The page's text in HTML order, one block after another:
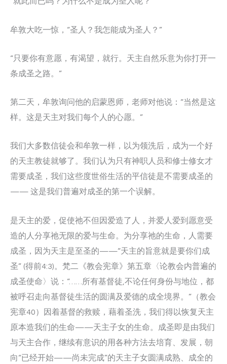
牟敦大吃一惊，“圣人？我怎能成为圣人？”
“只要你有意愿，有渴望，就行。天主自然乐意为你打开一
条成圣之路。”
第二天，牟敦询问他的启蒙恩师，老师对他说：“当然是这
样。这是天主对我们每个人的心愿。”
我们大多数信徒会和牟敦一样，以为领洗后，成为一个好
的天主教徒就够了。我们认为只有神职人员和修士修女才
需要成圣，我们这些度世俗生活的平信徒是不需要成圣的
—— 这是我们普遍对成圣的第一个误解。
是天主的爱，促使祂不但因爱造了人，并爱人爱到愿意受
造的人分享祂无限的爱与生命。为分享祂的生命，人需要
成圣，因为天主是至圣的——“天主的旨意就是要你们成
圣” (得前4:3)。梵二《教会宪章》第五章〈论教会内普遍的
成圣使命〉说：“……所有基督徒,不论任何身份与地位，都
被呼召走向基督徒生活的圆满及爱德的成全境界。”（教会
宪章40）因着基督的救赎，藉着圣洗，我们得以恢复天主
原本造我们的生命——天主子女的生命。成圣即是由我们
与天主合作，继续有意识的用各种方法去培育、发展，朝
向“已经开始——尚未完成”的天主子女圆满成熟、成全的